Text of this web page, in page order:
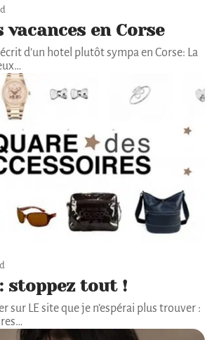
vacances en Corse
d’un hotel plutôt sympa en Corse: La
…
stoppez tout !
sur LE site que je n’espérai plus trouver :
…